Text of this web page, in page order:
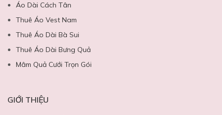
Áo Dài Cách Tân
Thuê Áo Vest Nam
Thuê Áo Dài Bà Sui
Thuê Áo Dài Bưng Quả
Mâm Quả Cưới Trọn Gói
GIỚI THIỆU